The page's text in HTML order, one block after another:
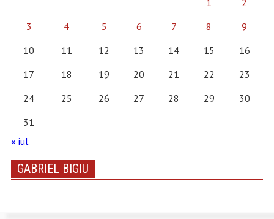
1
2
3
4 5 6 7 8
9
10
11 12 13 14 15
16
17
18 19 20 21 22
23
24
25 26 27 28 29
30
31
« iul.
GABRIEL BIGIU